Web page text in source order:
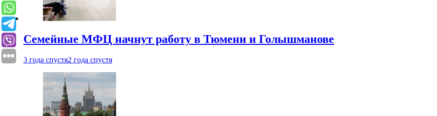
Семейные МФЦ начнут работу в Тюмени и Голышманове
3 года спустя2 года спустя